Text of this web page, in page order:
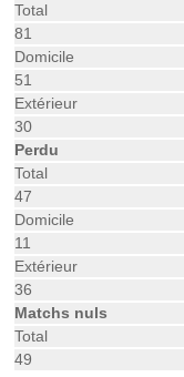
Total
81
Domicile
51
Extérieur
30
Perdu
Total
47
Domicile
11
Extérieur
36
Matchs nuls
Total
49